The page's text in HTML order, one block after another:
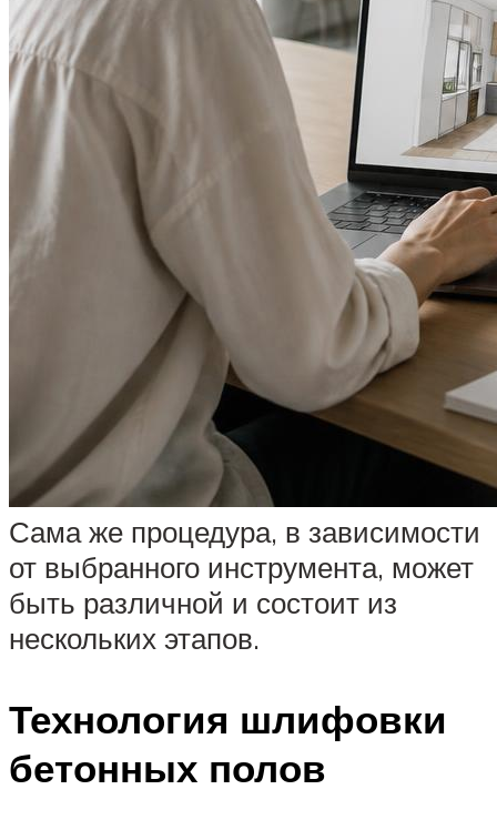
Сама же процедура, в зависимости
от выбранного инструмента, может
быть различной и состоит из
нескольких этапов.
Технология шлифовки
бетонных полов